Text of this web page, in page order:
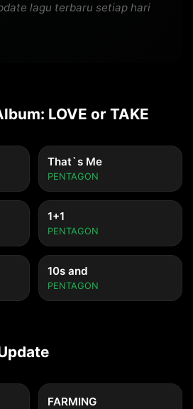
lagu terbaru setiap hari
LOVE or TAKE
That`s Me
PENTAGON
1+1
PENTAGON
10s and
PENTAGON
FARMING